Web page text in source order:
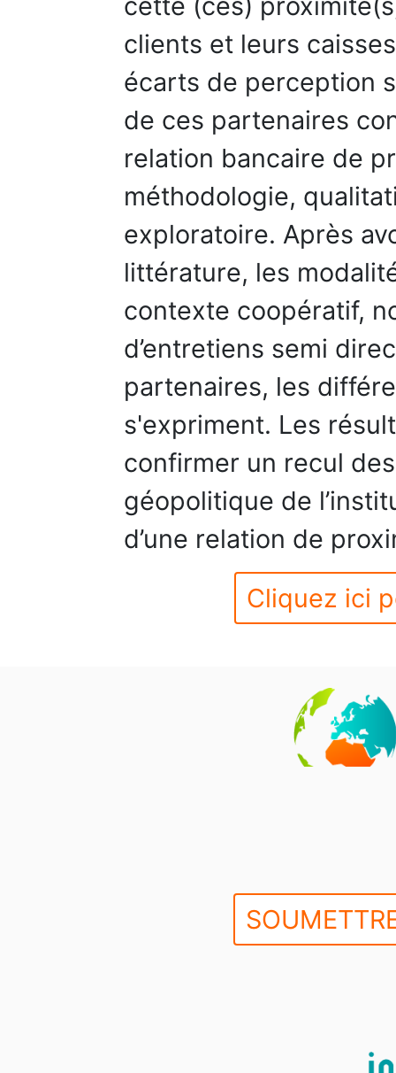
clients et leurs
écarts de perception
de ces partenaires
relation bancaire de
méthodologie,
exploratoire. Après
littérature, les
contexte coopératif,
d’entretiens semi
partenaires, les
s'expriment. Les
confirmer un recul
géopolitique de
d’une relation de
Cliquez ici